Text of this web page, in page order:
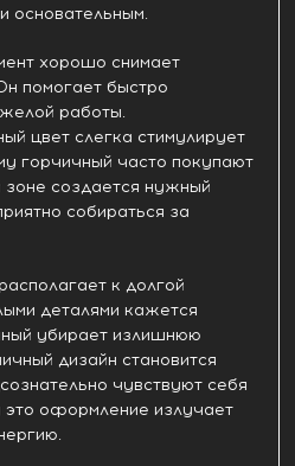
основательным.
хорошо снимает
помогает быстро
работы.
цвет слегка стимулирует
горчичный часто покупают
зоне создается нужный
собираться за
к долгой
деталями кажется
убирает излишнюю
дизайн становится
чувствуют себя
оформление излучает